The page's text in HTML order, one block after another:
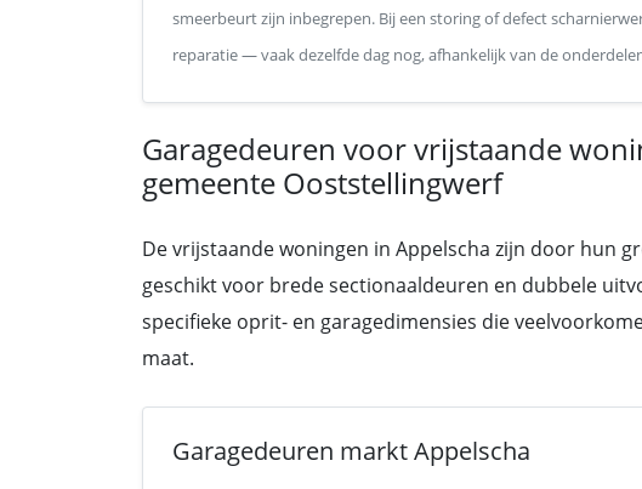
smeerbeurt zijn inbegrepen. Bij een storing of defect
reparatie — vaak dezelfde dag nog, afhankelijk van de
Garagedeuren voor vrijstaande
gemeente Ooststellingwerf
De vrijstaande woningen in Appelscha zijn door hun
geschikt voor brede sectionaaldeuren en dubbele
specifieke oprit- en garagedimensies die
maat.
Garagedeuren markt Appelscha